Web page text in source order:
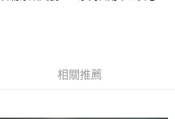
相關推薦